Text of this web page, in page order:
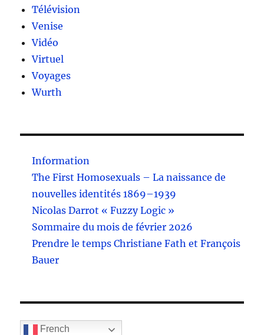
Télévision
Venise
Vidéo
Virtuel
Voyages
Wurth
Information
The First Homosexuals – La naissance de
nouvelles identités 1869–1939
Nicolas Darrot « Fuzzy Logic »
Sommaire du mois de février 2026
Prendre le temps Christiane Fath et François
Bauer
French